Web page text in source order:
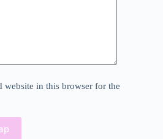
website in this browser for the